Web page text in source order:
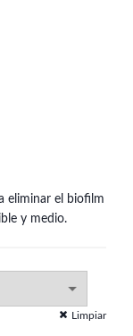
eliminar el biofilm
y medio.
Limpiar